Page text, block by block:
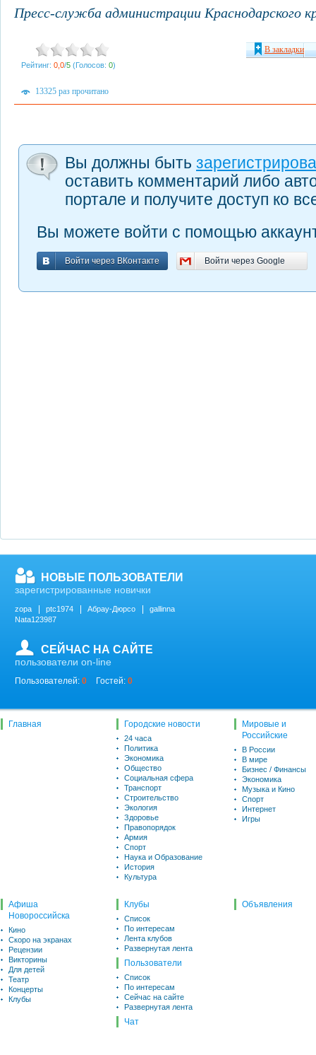
Пресс-служба администрации Краснодарского
Рейтинг: 0,0/5 (Голосов: 0)
В закладки
13325 раз прочитано
Вы должны быть
оставить комментарий либо
портале и получите доступ ко
Вы можете войти с помощью
Войти через ВКонтакте
Войти через ВКонтакте Войти через Google
Войти через Google
НОВЫЕ ПОЛЬЗОВАТЕЛИ
зарегистрированные новички
zopa ptc1974 Абрау-Дюрсо
gallinna
Nata123987
СЕЙЧАС НА САЙТЕ
пользователи on-line
Пользователей: 0 Гостей: 0
Главная Городские новости
24 часа
Политика
Экономика
Общество
Социальная сфера
Транспорт
Строительство
Экология
Здоровье
Правопорядок
Армия
Спорт
Наука и Образование
История
Культура
Мировые и
Российские
В России
В мире
Бизнес / Финансы
Экономика
Музыка и Кино
Спорт
Интернет
Игры
Афиша
Новороссийска
Кино
Скоро на экранах
Рецензии
Викторины
Для детей
Театр
Концерты
Клубы
Клубы
Список
По интересам
Лента клубов
Развернутая лента
Пользователи
Список
По интересам
Сейчас на сайте
Развернутая лента
Чат
Объявления